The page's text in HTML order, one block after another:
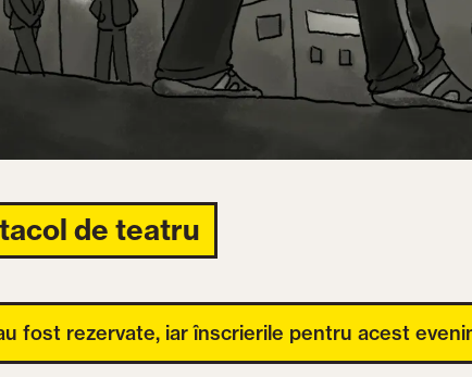
de teatru
fost rezervate, iar înscrierile pentru acest